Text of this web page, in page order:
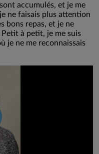
accumulés, et je me
ne faisais plus attention
bons repas, et je ne
à petit, je me suis
je ne me reconnaissais